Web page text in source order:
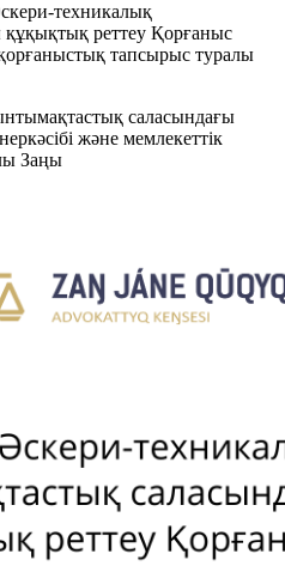
техникалық
реттеу Қорғаныс
тапсырыс туралы
саласындағы
және мемлекеттік
Заңы